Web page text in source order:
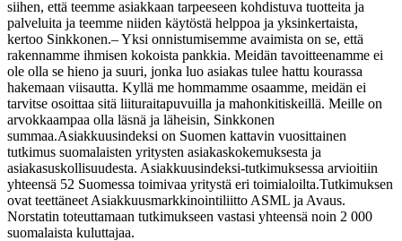
siihen, että teemme asiakkaan tarpeeseen kohdistuva tuotteita ja
palveluita ja teemme niiden käytöstä helppoa ja yksinkertaista,
kertoo Sinkkonen.– Yksi onnistumisemme avaimista on se, että
rakennamme ihmisen kokoista pankkia. Meidän tavoitteenamme ei
ole olla se hieno ja suuri, jonka luo asiakas tulee hattu kourassa
hakemaan viisautta. Kyllä me hommamme osaamme, meidän ei
tarvitse osoittaa sitä liituraitapuvuilla ja mahonkitiskeillä. Meille on
arvokkaampaa olla läsnä ja läheisin, Sinkkonen
summaa.Asiakkuusindeksi on Suomen kattavin vuosittainen
tutkimus suomalaisten yritysten asiakaskokemuksesta ja
asiakasuskollisuudesta. Asiakkuusindeksi-tutkimuksessa arvioitiin
yhteensä 52 Suomessa toimivaa yritystä eri toimialoilta.Tutkimuksen
ovat teettäneet Asiakkuusmarkkinointiliitto ASML ja Avaus.
Norstatin toteuttamaan tutkimukseen vastasi yhteensä noin 2 000
suomalaista kuluttajaa.